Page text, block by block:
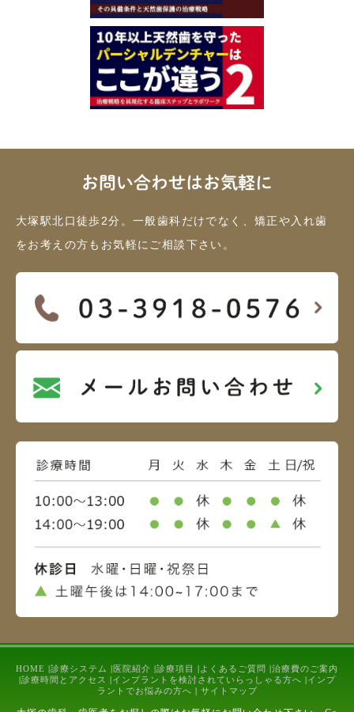
お問い合わせはお気軽に
大塚駅北口徒歩2分。一般歯科だけでなく、矯正や入れ歯
をお考えの方もお気軽にご相談下さい。
HOME |診療システム |医院紹介 |診療項目 | よくあるご質問 |治療費のご案内
|診療時間とアクセス |インプラントを検討されていらっしゃる方へ |インプ
ラントでお悩みの方へ | サイトマップ